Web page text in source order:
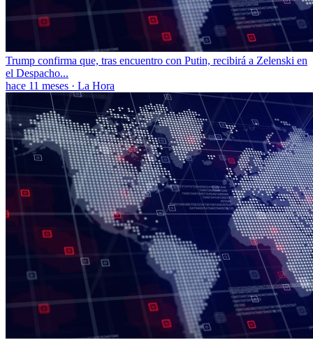
Trump confirma que, tras encuentro con Putin, recibirá a Zelenski en
el Despacho...
hace 11 meses · La Hora